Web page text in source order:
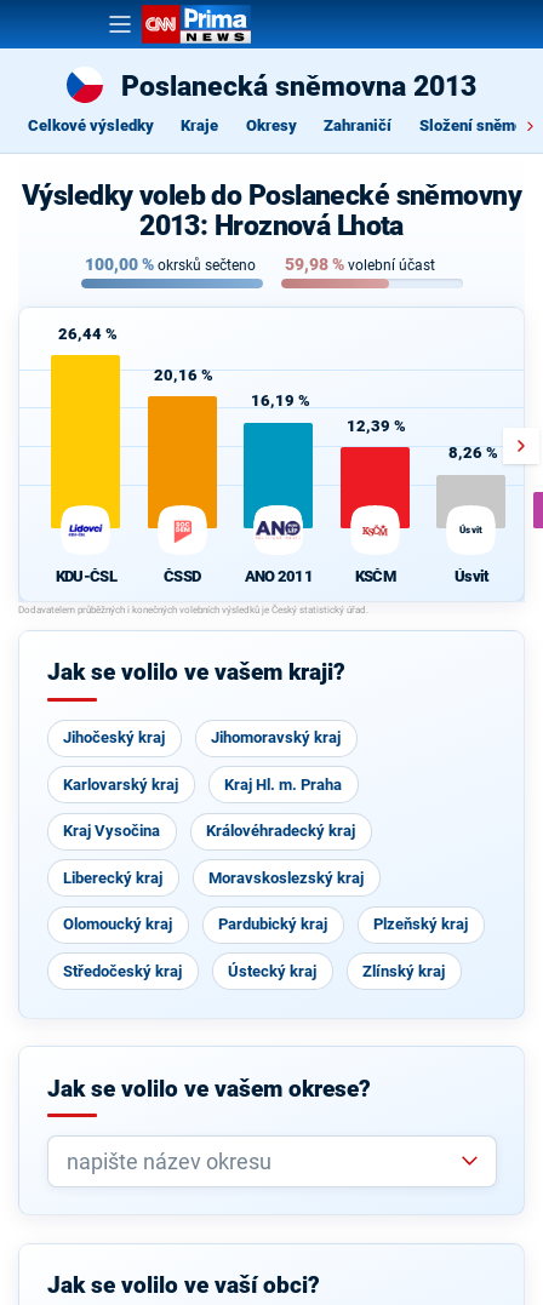
Poslanecká sněmovna 2013
Celkové výsledky Kraje Okresy Zahraničí Složení
Výsledky voleb do Poslanecké sněmovny
2013: Hroznová Lhota
100,00% okrsků sečteno 59,98% volební účast
26,44 %
KDU-ČSL
20,16 %
ČSSD
16,19 %
ANO 2011
12,39 %
KSČM
8,26 %
Úsvit
Úsvit
Jak se volilo ve vašem kraji?
Jihočeský kraj Jihomoravský kraj
Karlovarský kraj Kraj Hl. m. Praha
Kraj Vysočina Královéhradecký kraj
Liberecký kraj Moravskoslezský kraj
Olomoucký kraj Pardubický kraj Plzeňský kraj
Středočeský kraj Ústecký kraj Zlínský kraj
Jak se volilo ve vašem okrese?
Jak se volilo ve vaší obci?